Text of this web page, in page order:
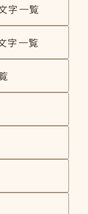
字一覧
字一覧